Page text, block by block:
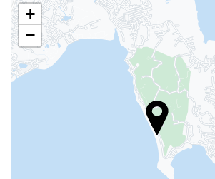
Lastenallas
Vastaanottopalvelut
24h-vastaanotto
+
−